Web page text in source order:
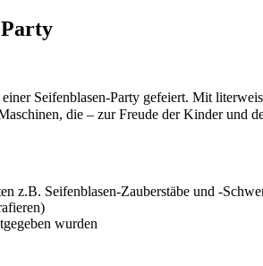
Seifenblasen-Party gefeiert. Mit
die – zur Freude der Kinder
z.B. Seifenblasen-Zauberstäbe und -
wurden